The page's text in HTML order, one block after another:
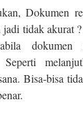
Dokumen
tidak akurat
Seperti
Bisa-bisa